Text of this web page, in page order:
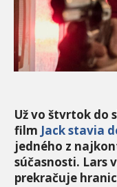
Už vo štvrtok do
film Jack stavia
jedného z
súčasnosti. Lars
prekračuje